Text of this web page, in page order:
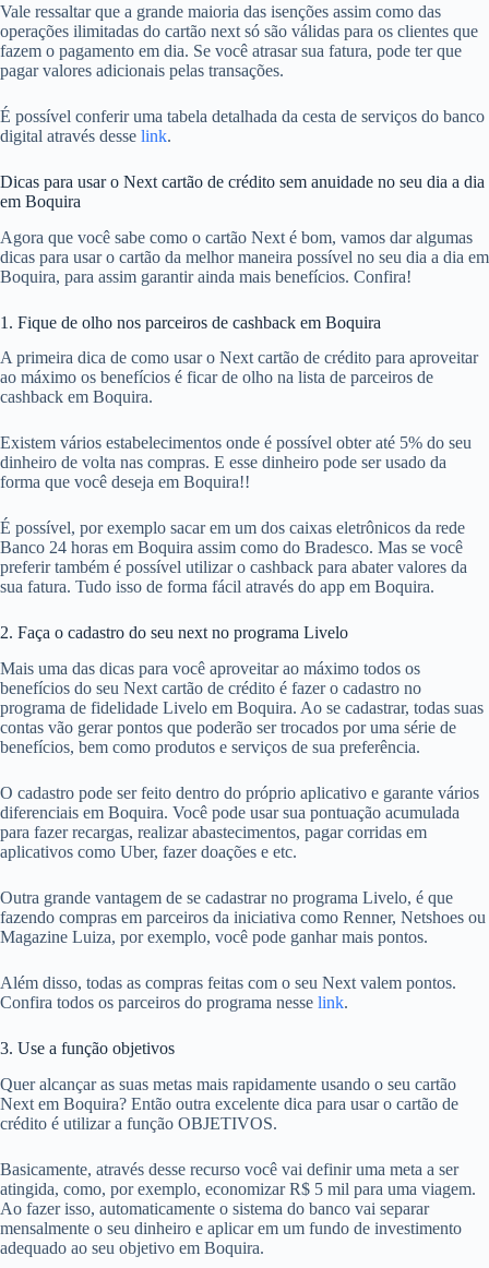
Vale ressaltar que a grande maioria das isenções assim como das
operações ilimitadas do cartão next só são válidas para os clientes que
fazem o pagamento em dia. Se você atrasar sua fatura, pode ter que
pagar valores adicionais pelas transações.
É possível conferir uma tabela detalhada da cesta de serviços do banco
digital através desse link.
Dicas para usar o Next cartão de crédito sem anuidade no seu dia a dia
em Boquira
Agora que você sabe como o cartão Next é bom, vamos dar algumas
dicas para usar o cartão da melhor maneira possível no seu dia a dia em
Boquira, para assim garantir ainda mais benefícios. Confira!
1. Fique de olho nos parceiros de cashback em Boquira
A primeira dica de como usar o Next cartão de crédito para aproveitar
ao máximo os benefícios é ficar de olho na lista de parceiros de
cashback em Boquira.
Existem vários estabelecimentos onde é possível obter até 5% do seu
dinheiro de volta nas compras. E esse dinheiro pode ser usado da
forma que você deseja em Boquira!!
É possível, por exemplo sacar em um dos caixas eletrônicos da rede
Banco 24 horas em Boquira assim como do Bradesco. Mas se você
preferir também é possível utilizar o cashback para abater valores da
sua fatura. Tudo isso de forma fácil através do app em Boquira.
2. Faça o cadastro do seu next no programa Livelo
Mais uma das dicas para você aproveitar ao máximo todos os
benefícios do seu Next cartão de crédito é fazer o cadastro no
programa de fidelidade Livelo em Boquira. Ao se cadastrar, todas suas
contas vão gerar pontos que poderão ser trocados por uma série de
benefícios, bem como produtos e serviços de sua preferência.
O cadastro pode ser feito dentro do próprio aplicativo e garante vários
diferenciais em Boquira. Você pode usar sua pontuação acumulada
para fazer recargas, realizar abastecimentos, pagar corridas em
aplicativos como Uber, fazer doações e etc.
Outra grande vantagem de se cadastrar no programa Livelo, é que
fazendo compras em parceiros da iniciativa como Renner, Netshoes ou
Magazine Luiza, por exemplo, você pode ganhar mais pontos.
Além disso, todas as compras feitas com o seu Next valem pontos.
Confira todos os parceiros do programa nesse link.
3. Use a função objetivos
Quer alcançar as suas metas mais rapidamente usando o seu cartão
Next em Boquira? Então outra excelente dica para usar o cartão de
crédito é utilizar a função OBJETIVOS.
Basicamente, através desse recurso você vai definir uma meta a ser
atingida, como, por exemplo, economizar R$ 5 mil para uma viagem.
Ao fazer isso, automaticamente o sistema do banco vai separar
mensalmente o seu dinheiro e aplicar em um fundo de investimento
adequado ao seu objetivo em Boquira.